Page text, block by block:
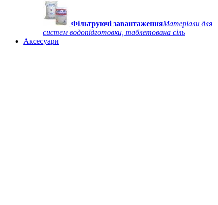
Фільтруючі завантаженняМатеріали для
систем водопідготовки, таблетована сіль
Аксесуари